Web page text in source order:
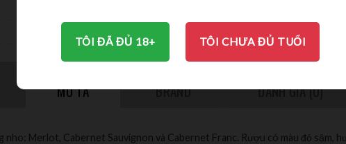
MÔ TẢ BRAND ĐÁNH GIÁ (0)
Merlot, Cabernet Sauvignon và Cabernet Franc. Rượu có màu đỏ sậm,
TÔI ĐÃ ĐỦ 18+ TÔI CHƯA ĐỦ TUỔI